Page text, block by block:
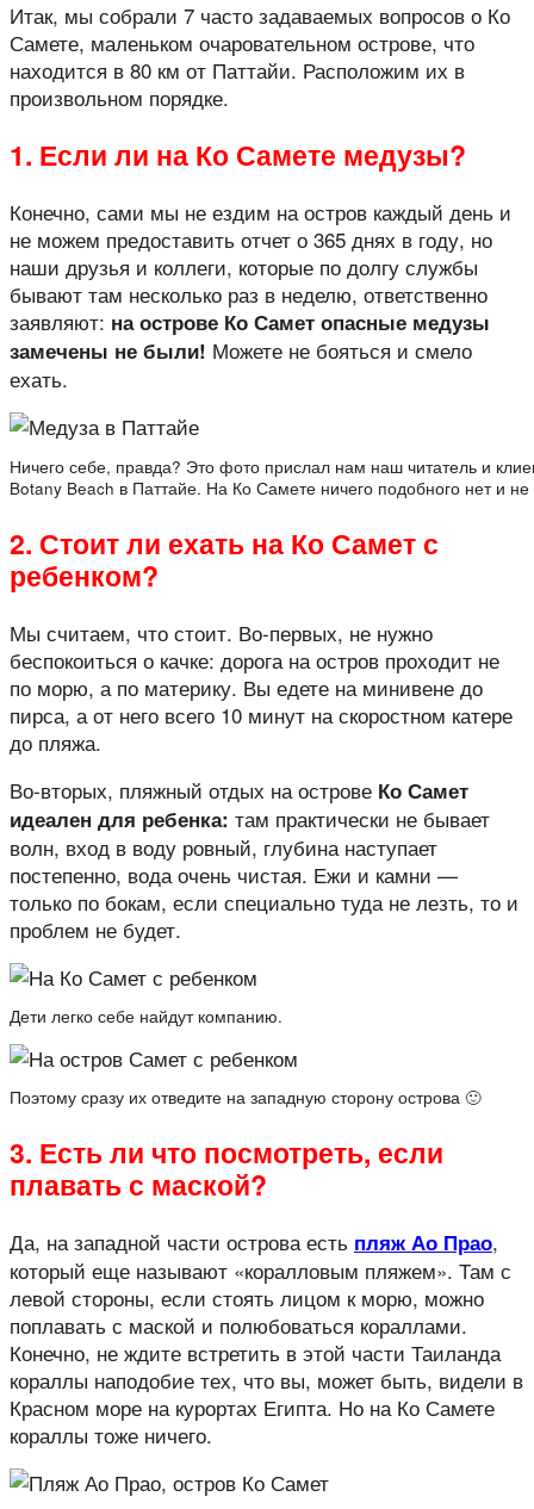
Итак, мы собрали 7 часто задаваемых вопросов о Ко
Самете, маленьком очаровательном острове, что
находится в 80 км от Паттайи. Расположим их в
произвольном порядке.
1. Если ли на Ко Самете медузы?
Конечно, сами мы не ездим на остров каждый день и
не можем предоставить отчет о 365 днях в году, но
наши друзья и коллеги, которые по долгу службы
бывают там несколько раз в неделю, ответственно
заявляют: на острове Ко Самет опасные медузы
замечены не были! Можете не бояться и смело
ехать.
Ничего себе, правда? Это фото прислал нам наш читатель и
Botany Beach в Паттайе. На Ко Самете ничего подобного нет и
2. Стоит ли ехать на Ко Самет с
ребенком?
Мы считаем, что стоит. Во-первых, не нужно
беспокоиться о качке: дорога на остров проходит не
по морю, а по материку. Вы едете на минивене до
пирса, а от него всего 10 минут на скоростном катере
до пляжа.
Во-вторых, пляжный отдых на острове Ко Самет
идеален для ребенка: там практически не бывает
волн, вход в воду ровный, глубина наступает
постепенно, вода очень чистая. Ежи и камни —
только по бокам, если специально туда не лезть, то и
проблем не будет.
Дети легко себе найдут компанию.
Поэтому сразу их отведите на западную сторону острова 🙂
3. Есть ли что посмотреть, если
плавать с маской?
Да, на западной части острова есть пляж Ао Прао,
который еще называют «коралловым пляжем». Там с
левой стороны, если стоять лицом к морю, можно
поплавать с маской и полюбоваться кораллами.
Конечно, не ждите встретить в этой части Таиланда
кораллы наподобие тех, что вы, может быть, видели в
Красном море на курортах Египта. Но на Ко Самете
кораллы тоже ничего.